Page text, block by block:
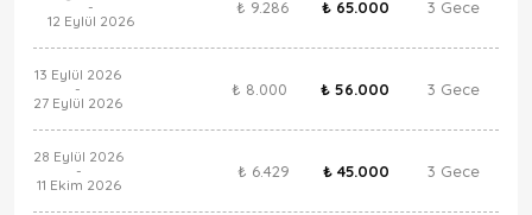
-
12 Eylül 2026
₺ 9.286 ₺ 65.000 3 Gece
13 Eylül 2026
-
27 Eylül 2026
₺ 8.000 ₺ 56.000 3 Gece
28 Eylül 2026
-
11 Ekim 2026
₺ 6.429 ₺ 45.000 3 Gece